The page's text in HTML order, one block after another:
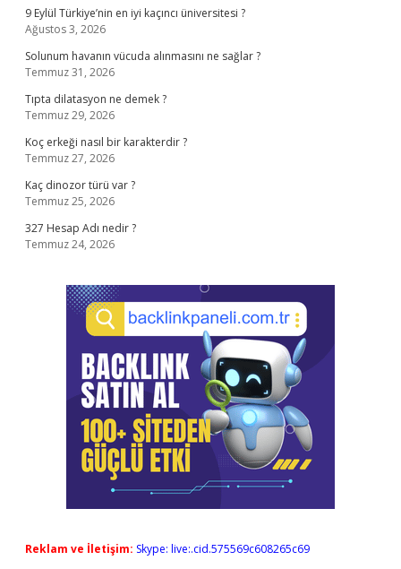
9 Eylül Türkiye’nin en iyi kaçıncı üniversitesi ?
Ağustos 3, 2026
Solunum havanın vücuda alınmasını ne sağlar ?
Temmuz 31, 2026
Tıpta dilatasyon ne demek ?
Temmuz 29, 2026
Koç erkeği nasıl bir karakterdir ?
Temmuz 27, 2026
Kaç dinozor türü var ?
Temmuz 25, 2026
327 Hesap Adı nedir ?
Temmuz 24, 2026
Reklam ve İletişim: Skype: live:.cid.575569c608265c69